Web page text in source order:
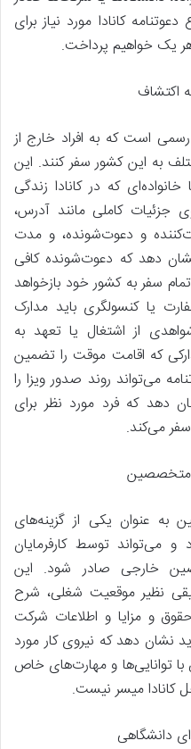
کانادا مورد نیاز برای
یک خواهیم پرداخت.
اکتشاف
است که به افراد خارج از
به این کشور سفر کنند. این
که در کانادا زندگی
جزئیات کاملی مانند آدرس،
و دعوت‌شونده، و مدت
دهد که دعوت‌شونده کافی
سفر به کشور خود بازخواهد
یا کنسولگری باید مدارک
از اشتغال یا تعهد به
که اقامت موقت را تضمین
می‌تواند روند صدور ویزا را
دهد که فرد مورد نظر برای
می‌کند.
متخصصین
به عنوان یکی از گزینه‌های
می‌تواند توسط کارفرمایان
خارجی صادر شود. این
نظیر موقعیت شغلی، شرح
و مزایا و اطلاعات شرکت
نشان دهد که نیروی کار مورد
توانایی‌ها و مهارت‌های خاص
کانادا میسر نیست.
دانشگاهی